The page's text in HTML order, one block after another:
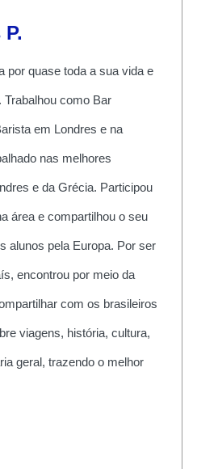
por quase toda a sua vida e
como Bar
em Londres e na
nas melhores
e da Grécia. Participou
área e compartilhou o seu
alunos pela Europa. Por ser
encontrou por meio da
com os brasileiros
viagens, história, cultura,
geral, trazendo o melhor